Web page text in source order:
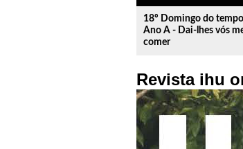
18º Domingo do
Ano A - Dai-lhes vós
comer
Revista ihu